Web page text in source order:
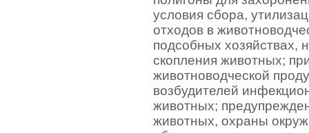
условия сбора,
отходов в
подсобных хозяйствах,
скопления животных;
животноводческой
возбудителей
животных;
животных, охраны